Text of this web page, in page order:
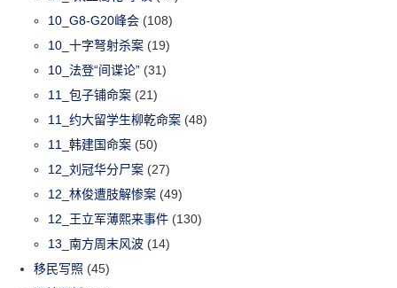
10_G8-G20峰会 (108)
10_十字弩射杀案 (19)
10_法登“间谍论” (31)
11_包子铺命案 (21)
11_约大留学生柳乾命案 (48)
11_韩建国命案 (50)
12_刘冠华分尸案 (27)
12_林俊遭肢解惨案 (49)
12_王立军薄熙来事件 (130)
13_南方周末风波 (14)
移民写照 (45)